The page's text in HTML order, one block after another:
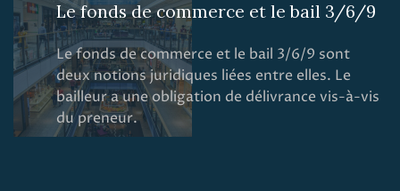
Le fonds de commerce et le bail 3/6/9
Le fonds de commerce et le bail 3/6/9 sont
deux notions juridiques liées entre elles. Le
bailleur a une obligation de délivrance vis-à-vis
du preneur.